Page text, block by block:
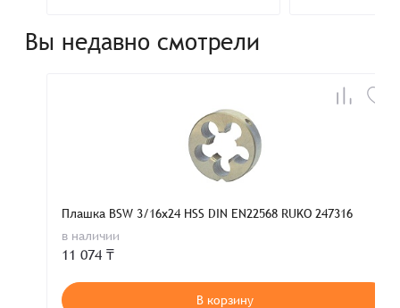
Вы недавно смотрели
Плашка BSW 3/16x24 HSS DIN EN22568 RUKO 247316
в наличии
11 074 ₸
В корзину